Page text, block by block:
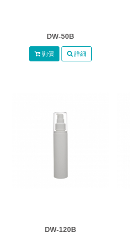
DW-50B
詢價 詳細
DW-120B